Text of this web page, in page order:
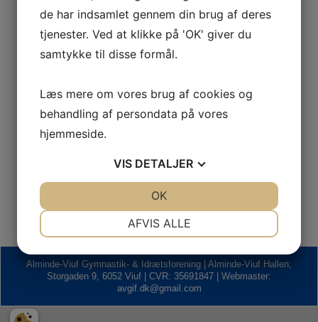
Alminde-Viuf Gymnastik- & Idrætsforening | Alminde-Viuf Hallen,
Storgaden 9, 6052 Viuf | CVR: 35691847 | Webmaster:
avgif.dk@gmail.com
de har indsamlet gennem din brug af deres
tjenester. Ved at klikke på 'OK' giver du
samtykke til disse formål.
Læs mere om vores brug af cookies og
behandling af persondata på vores
hjemmeside.
VIS DETALJER
MARKETING STATISTIK
AFVIS ALLE
OK